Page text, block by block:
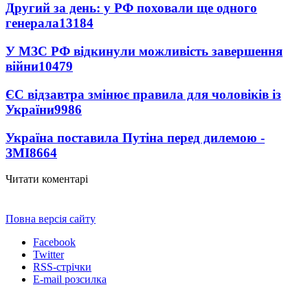
Другий за день: у РФ поховали ще одного
генерала13184
У МЗС РФ відкинули можливість завершення
війни10479
ЄС відзавтра змінює правила для чоловіків із
України9986
Україна поставила Путіна перед дилемою -
ЗМІ8664
Читати коментарі
Повна версія сайту
Facebook
Twitter
RSS-стрічки
E-mail розсилка